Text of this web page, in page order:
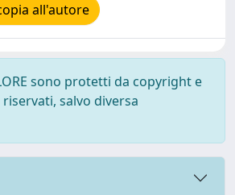
all'autore
sono protetti da copyright e
salvo diversa